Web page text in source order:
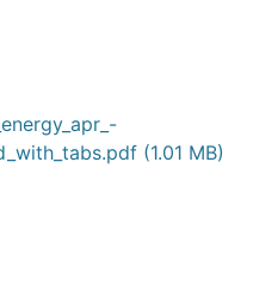
(1.01 MB)